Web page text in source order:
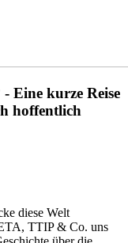
Eine kurze Reise
hoffentlich
diese Welt
TTIP & Co. uns